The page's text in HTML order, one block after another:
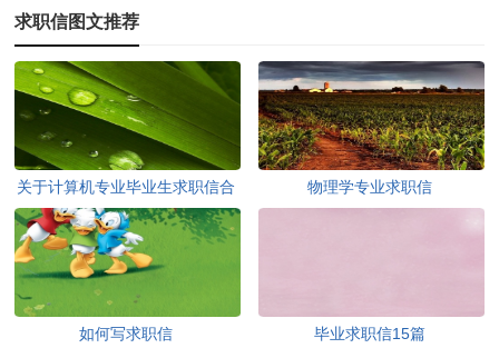
求职信图文推荐
关于计算机专业毕业生求职信合
集四篇
物理学专业求职信
如何写求职信 毕业求职信15篇